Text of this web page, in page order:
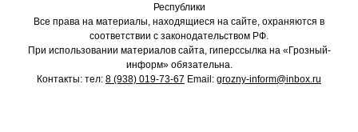
Республики
Все права на материалы, находящиеся на сайте, охраняются в
соответствии с законодательством РФ.
При использовании материалов сайта, гиперссылка на «Грозный-
информ» обязательна.
Контакты: тел: 8 (938) 019-73-67 Email: grozny-inform@inbox.ru